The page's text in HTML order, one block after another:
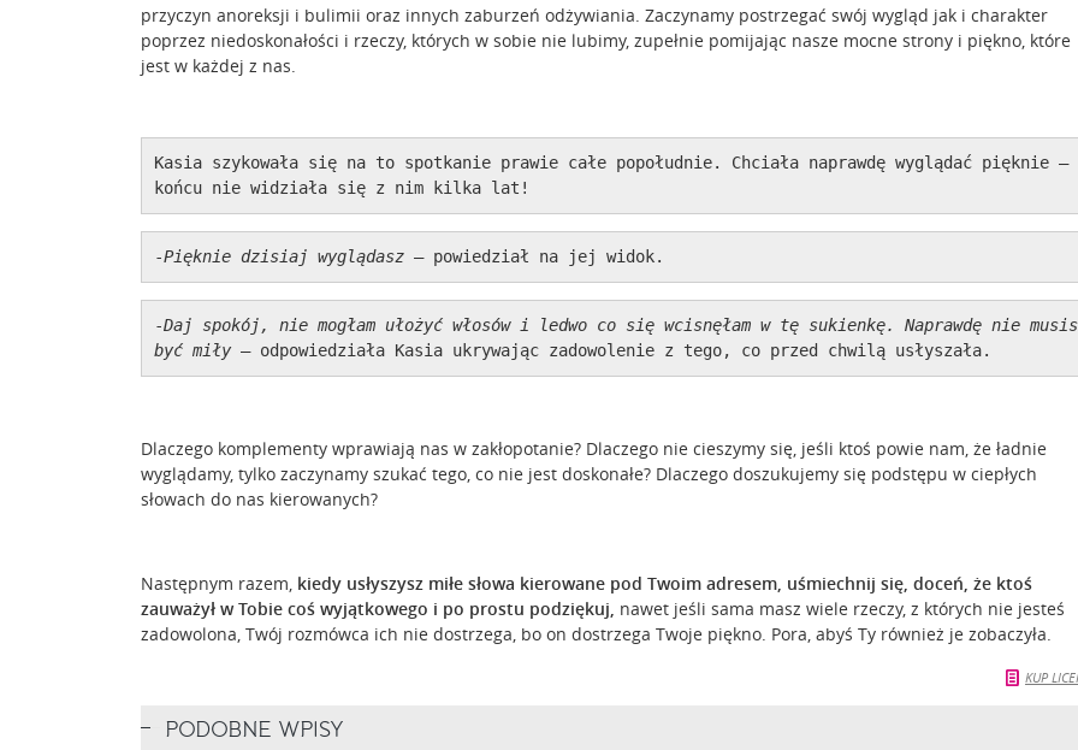
przyczyn anoreksji i bulimii oraz innych zaburzeń odżywiania. Zaczynamy postrzegać swój wygląd jak i charakter
poprzez niedoskonałości i rzeczy, których w sobie nie lubimy, zupełnie pomijając nasze mocne strony i piękno, które
jest w każdej z nas.
Kasia szykowała się na to spotkanie prawie całe popołudnie. Chciała naprawdę wyglądać pięknie –
końcu nie widziała się z nim kilka lat!
-Pięknie dzisiaj wyglądasz – powiedział na jej widok.
-Daj spokój, nie mogłam ułożyć włosów i ledwo co się wcisnęłam w tę sukienkę. Naprawdę nie
być miły – odpowiedziała Kasia ukrywając zadowolenie z tego, co przed chwilą usłyszała.
Dlaczego komplementy wprawiają nas w zakłopotanie? Dlaczego nie cieszymy się, jeśli ktoś powie nam, że ładnie
wyglądamy, tylko zaczynamy szukać tego, co nie jest doskonałe? Dlaczego doszukujemy się podstępu w ciepłych
słowach do nas kierowanych?
Następnym razem, kiedy usłyszysz miłe słowa kierowane pod Twoim adresem, uśmiechnij się, doceń, że ktoś
zauważył w Tobie coś wyjątkowego i po prostu podziękuj, nawet jeśli sama masz wiele rzeczy, z których nie jesteś
zadowolona, Twój rozmówca ich nie dostrzega, bo on dostrzega Twoje piękno. Pora, abyś Ty również je zobaczyła.
KUP
PODOBNE WPISY